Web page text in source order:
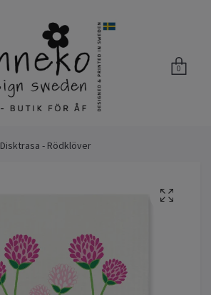
0
Disktrasa - Rödklöver